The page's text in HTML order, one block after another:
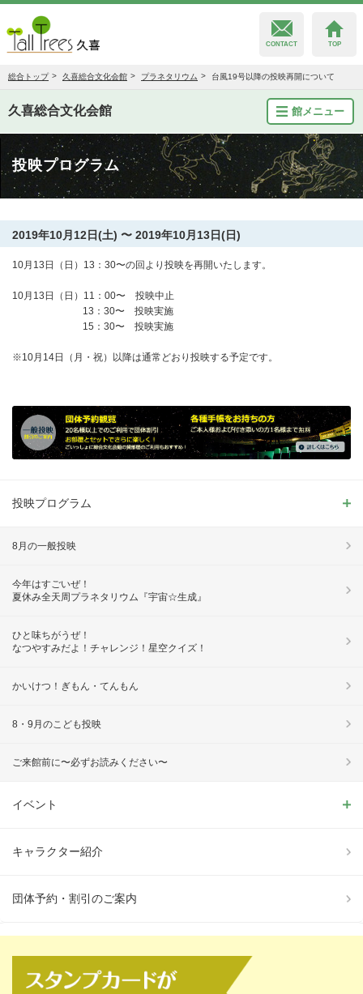
TOP
CONTACT
総合トップ 久喜総合文化会館 プラネタリウム 台風19号以降の投映再開について
久喜総合文化会館 館メニュー
投映プログラム
2019年10月12日(土) 〜 2019年10月13日(日)
10月13日（日）13：30〜の回より投映を再開いたします。
10月13日（日）11：00〜 投映中止
13：30〜 投映実施
15：30〜 投映実施
※10月14日（月・祝）以降は通常どおり投映する予定です。
投映プログラム
8月の一般投映
今年はすごいぜ！
夏休み全天周プラネタリウム『宇宙☆生成』
ひと味ちがうぜ！
なつやすみだよ！チャレンジ！星空クイズ！
かいけつ！ぎもん・てんもん
8・9月のこども投映
ご来館前に〜必ずお読みください〜
イベント
キャラクター紹介
団体予約・割引のご案内
久喜総合文化会館
菖蒲文化会館
栗橋文化会館